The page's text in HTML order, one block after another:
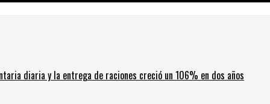
diaria y la entrega de raciones creció un 106% en dos años